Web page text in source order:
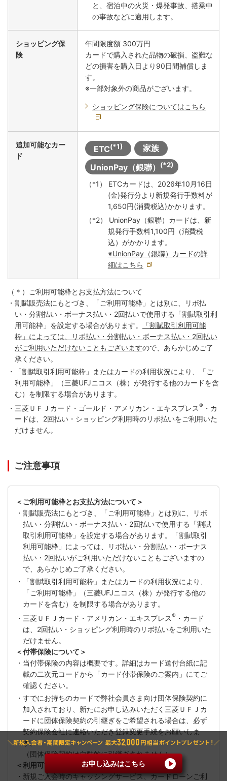
と、宿泊中の火災・爆発事故、搭乗中
の事故などに適用します。
ショッピング保
険
年間限度額 300万円
カードで購入された品物の破損、盗難な
どの損害を購入日より90日間補償しま
す。
※一部対象外の商品がございます。
ショッピング保険についてはこちら
追加可能なカー
ド
ETC(*1)
家族
UnionPay（銀聯）
(*2)
（*1） ETCカードは、2026年10月16日
(金)発行分より新規発行手数料が
1,650円(消費税込)かかります。
（*2） UnionPay（銀聯）カードは、新
規発行手数料1,100円（消費税
込）がかかります。
※UnionPay（銀聯）カードの詳
細はこちら
（＊）ご利用可能枠とお支払方法について
・割賦販売法にもとづき、「ご利用可能枠」とは別に、リボ払
い・分割払い・ボーナス払い・2回払いで使用する「割賦取引利
用可能枠」を設定する場合があります。
「割賦取引利用可能
枠」によっては、リボ払い・分割払い・ボーナス払い・2回払い
がご利用いただけないこともございますので、あらかじめご了
承ください。
・「割賦取引利用可能枠」またはカードの利用状況により、「ご
利用可能枠」（三菱UFJニコス（株）が発行する他のカードを含
む）を制限する場合があります。
・三菱ＵＦＪカード・ゴールド・アメリカン・エキスプレス® ・カ
ードは、2回払い・ショッピング利用時のリボ払いをご利用いた
だけません。
ご注意事項
＜ご利用可能枠とお支払方法について＞
・割賦販売法にもとづき、「ご利用可能枠」とは別に、リボ
払い・分割払い・ボーナス払い・2回払いで使用する「割賦
取引利用可能枠」を設定する場合があります。「割賦取引
利用可能枠」によっては、リボ払い・分割払い・ボーナス
払い・2回払いがご利用いただけないこともございますの
で、あらかじめご了承ください。
・「割賦取引利用可能枠」またはカードの利用状況により、
「ご利用可能枠」（三菱UFJニコス（株）が発行する他の
カードを含む）を制限する場合があります。
・三菱ＵＦＪカード・アメリカン・エキスプレス® ・カード
は、2回払い・ショッピング利用時のリボ払いをご利用いた
だけません。
＜付帯保険について＞
・当付帯保険の内容は概要です。詳細はカード送付台紙に記
載の二次元コードから「カード付帯保険のご案内」にてご
確認ください。
・すでにお持ちのカードで弊社会員さま向け団体保険契約に
加入されており、新たにお申し込みいただく三菱ＵＦＪカ
ードに団体保険契約の引継ぎをご希望される場合は、必ず
契約保険会社に連絡いただき登録変更手続をお願いしま
す。
（団体保険契約は自動的に引継ぎされません）
＜利用可能枠について＞
・新規ご入会時のキャッシングサービス、カードローンご利
お申し込みはこちら